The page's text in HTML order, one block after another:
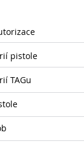
pistole
TAGu